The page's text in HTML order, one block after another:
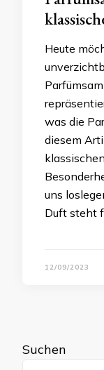
Heute
was die
diesem
uns
Duft steht
12/09/2023
Suchen